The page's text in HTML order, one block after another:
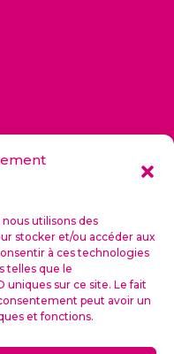
utilisons des
stocker et/ou accéder aux
à ces technologies
telles que le
sur ce site. Le fait
peut avoir un
et fonctions.